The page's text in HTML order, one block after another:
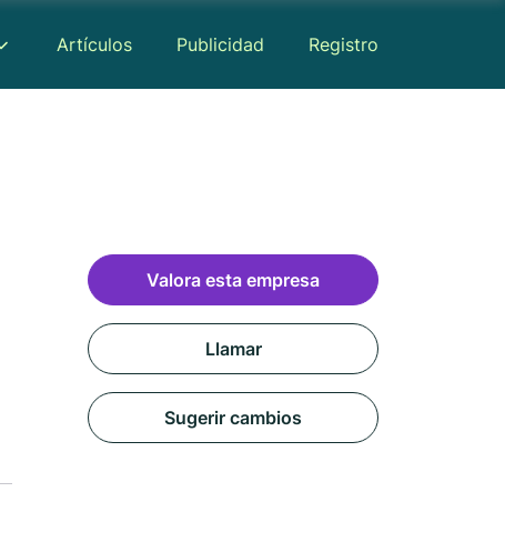
Artículos Publicidad Registro
Valora esta empresa
Llamar
Sugerir cambios